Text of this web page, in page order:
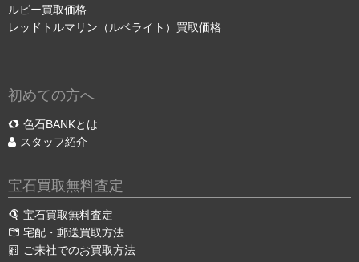
ルビー買取価格
レッドトルマリン（ルベライト）買取価格
初めての方へ
色石BANKとは
スタッフ紹介
宝石買取無料査定
宝石買取無料査定
宅配・郵送買取方法
ご来社でのお買取方法